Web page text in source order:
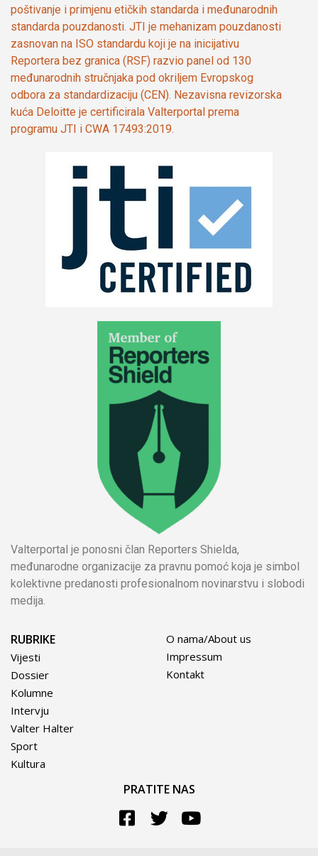
poštivanje i primjenu etičkih standarda i međunarodnih
standarda pouzdanosti. JTI je mehanizam pouzdanosti
zasnovan na ISO standardu koji je na inicijativu
Reportera bez granica (RSF) razvio panel od 130
međunarodnih stručnjaka pod okriljem Evropskog
odbora za standardizaciju (CEN). Nezavisna revizorska
kuća Deloitte je certificirala Valterportal prema
programu JTI i CWA 17493:2019.
Valterportal je ponosni član Reporters Shielda,
međunarodne organizacije za pravnu pomoć koja je simbol
kolektivne predanosti profesionalnom novinarstvu i slobodi
medija.
RUBRIKE
Vijesti
Dossier
Kolumne
Intervju
Valter Halter
Sport
Kultura
O nama/About us
Impressum
Kontakt
PRATITE NAS